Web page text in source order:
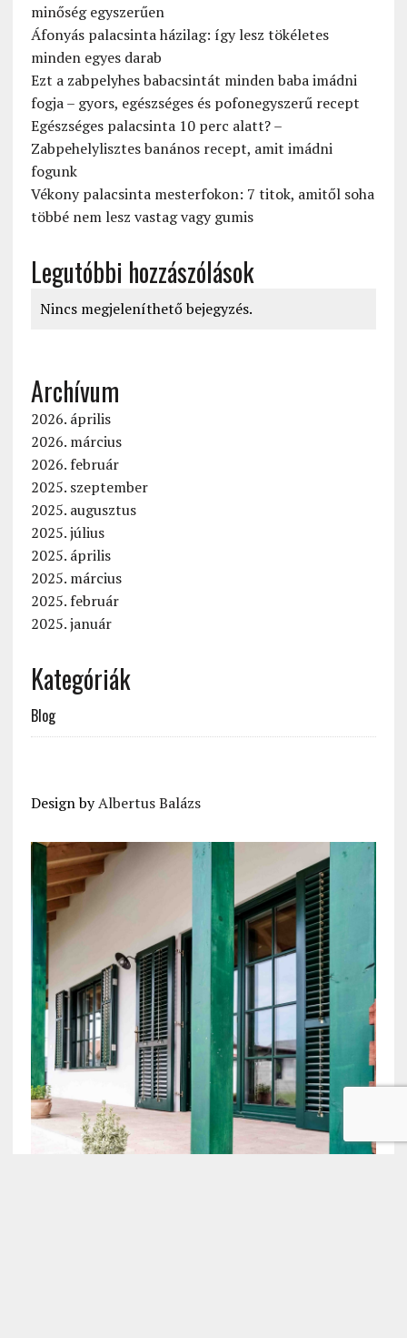
minőség egyszerűen
Áfonyás palacsinta házilag: így lesz tökéletes
minden egyes darab
Ezt a zabpelyhes babacsintát minden baba imádni
fogja – gyors, egészséges és pofonegyszerű recept
Egészséges palacsinta 10 perc alatt? –
Zabpehelylisztes banános recept, amit imádni
fogunk
Vékony palacsinta mesterfokon: 7 titok, amitől soha
többé nem lesz vastag vagy gumis
Legutóbbi hozzászólások
Nincs megjeleníthető bejegyzés.
Archívum
2026. április
2026. március
2026. február
2025. szeptember
2025. augusztus
2025. július
2025. április
2025. március
2025. február
2025. január
Kategóriák
Blog
Design byAlbertus Balázs